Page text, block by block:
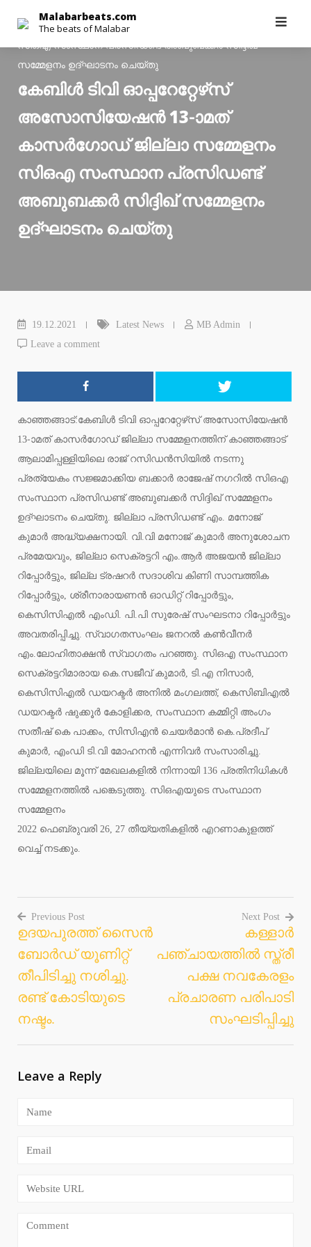
content
Malabarbeats.com
The beats of Malabar
അസോസിയേഷന്‍ 13-ാമത് കാസര്‍ഗോഡ് ജില്ലാ സമ്മേളനം
സിഒഎ സംസ്ഥാന പ്രസിഡണ്ട് അബുബക്കര്‍ സിദ്ദിഖ്
സമ്മേളനം ഉദ്ഘാടനം ചെയ്തു
കേബിള്‍ ടിവി ഓപ്പറേറ്റേഴ്‌സ്
അസോസിയേഷന്‍ 13-ാമത്
കാസര്‍ഗോഡ് ജില്ലാ സമ്മേളനം
സിഒഎ സംസ്ഥാന പ്രസിഡണ്ട്
അബുബക്കര്‍ സിദ്ദിഖ് സമ്മേളനം
ഉദ്ഘാടനം ചെയ്തു
19.12.2021 Latest News
MB Admin
Leave a comment
കാഞ്ഞങ്ങാട്:കേബിള്‍ ടിവി ഓപ്പറേറ്റേഴ്‌സ് അസോസിയേഷന്‍
13-ാമത് കാസര്‍ഗോഡ് ജില്ലാ സമ്മേളനത്തിന് കാഞ്ഞങ്ങാട്
ആലാമിപ്പള്ളിയിലെ രാജ് റസിഡന്‍സിയില്‍ നടന്നു
പ്രത്യേകം സജ്ജമാക്കിയ ബക്കാര്‍ രാജേഷ് നഗറില്‍ സിഒഎ
സംസ്ഥാന പ്രസിഡണ്ട് അബുബക്കര്‍ സിദ്ദിഖ് സമ്മേളനം
ഉദ്ഘാടനം ചെയ്തു. ജില്ലാ പ്രസിഡണ്ട് എം. മനോജ്
കുമാര്‍ അദ്ധ്യക്ഷനായി. വി.വി മനോജ് കുമാര്‍ അനുശോചന
പ്രമേയവും, ജില്ലാ സെക്രട്ടറി എം.ആര്‍ അജയന്‍ ജില്ലാ
റിപ്പോര്‍ട്ടും, ജില്ല ട്രഷറര്‍ സദാശിവ കിണി സാമ്പത്തിക
റിപ്പോര്‍ട്ടും, ശ്രീനാരായണന്‍ ഓഡിറ്റ് റിപ്പോര്‍ട്ടും,
കെസിസിഎല്‍ എംഡി. പി.പി സുരേഷ് സംഘടനാ റിപ്പോര്‍ട്ടും
അവതരിപ്പിച്ചു. സ്വാഗതസംഘം ജനറല്‍ കണ്‍വീനര്‍
എം.ലോഹിതാക്ഷന്‍ സ്വാഗതം പറഞ്ഞു. സിഒഎ സംസ്ഥാന
സെക്രട്ടറിമാരായ കെ.സജീവ് കുമാര്‍, ടി.എ നിസാര്‍,
കെസിസിഎല്‍ ഡയറക്ടര്‍ അനില്‍ മംഗലത്ത്, കെസിബിഎല്‍
ഡയറക്ടര്‍ ഷുക്കൂര്‍ കോളിക്കര, സംസ്ഥാന കമ്മിറ്റി അംഗം
സതീഷ് കെ പാക്കം, സിസിഎന്‍ ചെയര്‍മാന്‍ കെ.പ്രദീപ്
കുമാര്‍, എംഡി ടി.വി മോഹനന്‍ എന്നിവര്‍ സംസാരിച്ചു.
ജില്ലയിലെ മൂന്ന് മേഖലകളില്‍ നിന്നായി 136 പ്രതിനിധികള്‍
സമ്മേളനത്തില്‍ പങ്കെടുത്തു. സിഒഎയുടെ സംസ്ഥാന
സമ്മേളനം
2022 ഫെബ്രുവരി 26, 27 തീയ്യതികളില്‍ എറണാകുളത്ത്
വെച്ച് നടക്കും.
Post
navigation
Previous Post
ഉദയപുരത്ത് സൈന്‍
ബോര്‍ഡ് യൂണിറ്റ്
തീപിടിച്ചു നശിച്ചു.
രണ്ട് കോടിയുടെ
നഷ്ടം.
Next Post
കള്ളാര്‍
പഞ്ചായത്തില്‍ സ്ത്രീ
പക്ഷ നവകേരളം
പ്രചാരണ പരിപാടി
സംഘടിപ്പിച്ചു
Leave a Reply